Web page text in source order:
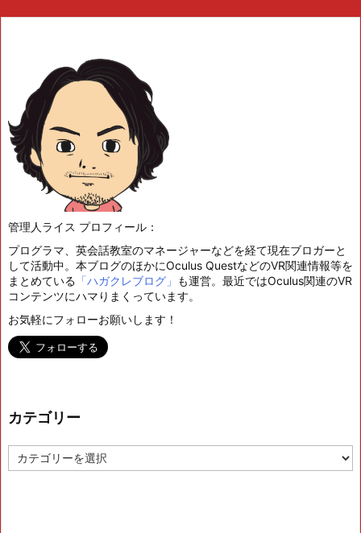
管理人ライス プロフィール：
プログラマ、英会話教室のマネージャーなどを経て現在ブロガーと
して活動中。本ブログのほかにOculus QuestなどのVR関連情報等を
まとめている 「ハガクレブログ」 も運営。最近ではOculus関連のVR
コンテンツにハマりまくっています。
お気軽にフォローお願いします！
カテゴリー
テ